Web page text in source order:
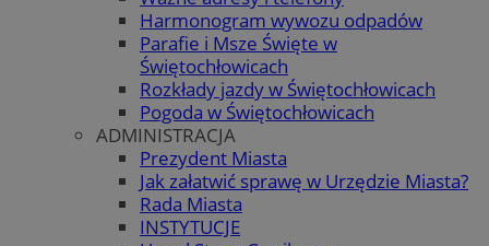
Harmonogram wywozu odpadów
Parafie i Msze Święte w
Świętochłowicach
Rozkłady jazdy w Świętochłowicach
Pogoda w Świętochłowicach
ADMINISTRACJA
Prezydent Miasta
Jak załatwić sprawę w Urzędzie Miasta?
Rada Miasta
INSTYTUCJE